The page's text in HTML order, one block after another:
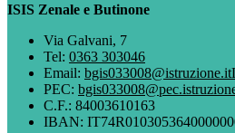
ISIS Zenale e Butinone
Via Galvani, 7
Tel: 0363 303046
Email: bgis033008@istruzione.it
PEC:
C.F.: 84003610163
IBAN: